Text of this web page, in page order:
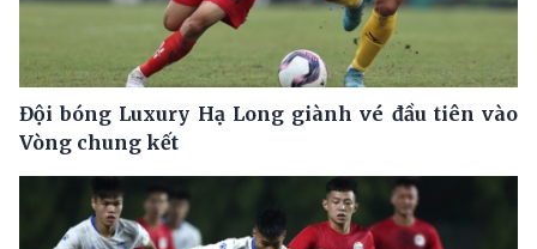
Đội bóng Luxury Hạ Long giành vé đầu tiên vào
Vòng chung kết